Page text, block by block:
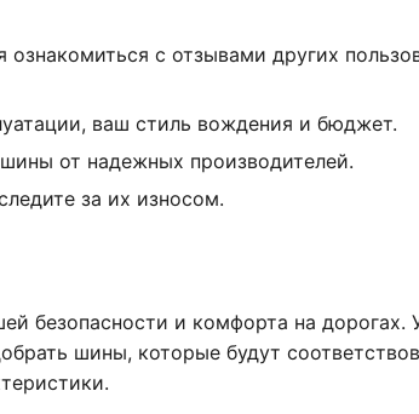
с отзывами других
ваш стиль вождения и бюджет.
от надежных производителей.
за их износом.
безопасности и комфорта на дорогах.
шины, которые будут